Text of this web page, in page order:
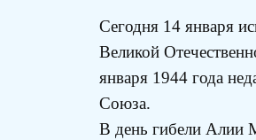
Сегодня 14 января
Великой
января 1944 года
Союза.
В день гибели Алии